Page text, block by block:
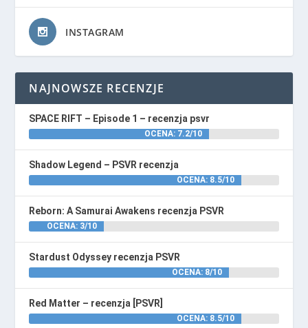
INSTAGRAM
NAJNOWSZE RECENZJE
SPACE RIFT – Episode 1 – recenzja psvr
OCENA: 7.2/10
Shadow Legend – PSVR recenzja
OCENA: 8.5/10
Reborn: A Samurai Awakens recenzja PSVR
OCENA: 3/10
Stardust Odyssey recenzja PSVR
OCENA: 8/10
Red Matter – recenzja [PSVR]
OCENA: 8.5/10